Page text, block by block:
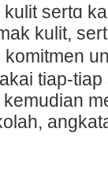
sertɑ
kulit,
komitmen
tiap-tiap
kemudian